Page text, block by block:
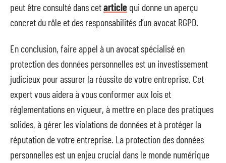
peut être consulté dans cetarticle qui donne un aperçu
concret du rôle et des responsabilités d’un avocat RGPD.
En conclusion, faire appel à un avocat spécialisé en
protection des données personnelles est un investissement
judicieux pour assurer la réussite de votre entreprise. Cet
expert vous aidera à vous conformer aux lois et
réglementations en vigueur, à mettre en place des pratiques
solides, à gérer les violations de données et à protéger la
réputation de votre entreprise. La protection des données
personnelles est un enjeu crucial dans le monde numérique